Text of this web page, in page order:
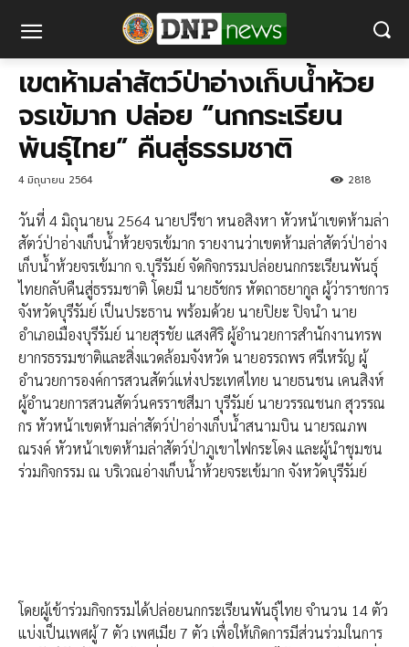
เขตห้ามล่าสัตว์ป่าอ่างเก็บน้ำห้วย
จรเข้มาก ปล่อย “นกกระเรียน
พันธุ์ไทย” คืนสู่ธรรมชาติ
4 มิถุนายน 2564 2818
วันที่ 4 มิถุนายน 2564 นายปรีชา หนอสิงหา หัวหน้าเขตห้ามล่า
สัตว์ป่าอ่างเก็บน้ำห้วยจรเข้มาก รายงานว่าเขตห้ามล่าสัตว์ป่าอ่าง
เก็บน้ำห้วยจรเข้มาก จ.บุรีรัมย์ จัดกิจกรรมปล่อยนกกระเรียนพันธุ์
ไทยกลับคืนสู่ธรรมชาติ โดยมี นายธัชกร หัตถาธยากูล ผู้ว่าราชการ
จังหวัดบุรีรัมย์ เป็นประธาน พร้อมด้วย นายปิยะ ปิจนำ นาย
อำเภอเมืองบุรีรัมย์ นายสุรชัย แสงศิริ ผู้อำนวยการสำนักงานทรพ
ยากรธรรมชาติและสิ่งแวดล้อมจังหวัด นายอรรถพร ศรีเหรัญ ผู้
อำนวยการองค์การสวนสัตว์แห่งประเทศไทย นายธนชน เคนสิงห์
ผู้อำนวยการสวนสัตว์นครราชสีมา บุรีรัมย์ นายวรรณชนก สุวรรณ
กร หัวหน้าเขตห้ามล่าสัตว์ป่าอ่างเก็บน้ำสนามบิน นายรณภพ
ณรงค์ หัวหน้าเขตห้ามล่าสัตว์ป่าภูเขาไฟกระโดง และผู้นำชุมชน
ร่วมกิจกรรม ณ บริเวณอ่างเก็บน้ำห้วยจระเข้มาก จังหวัดบุรีรัมย์
โดยผู้เข้าร่วมกิจกรรมได้ปล่อยนกกระเรียนพันธุ์ไทย จำนวน 14 ตัว
แบ่งเป็นเพศผู้ 7 ตัว เพศเมีย 7 ตัว เพื่อให้เกิดการมีส่วนร่วมในการ